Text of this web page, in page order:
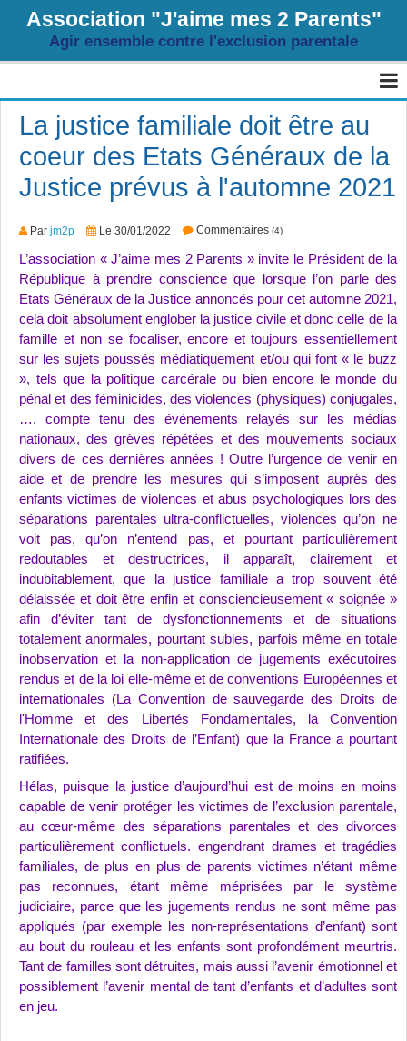
Association "J'aime mes 2 Parents"
Agir ensemble contre l'exclusion parentale
Page d'accueil
Agenda
Livre d'or
Album
Contact
Sondages
Blog
La justice familiale doit être au
coeur des Etats Généraux de la
Justice prévus à l'automne 2021
Par jm2p Le 30/01/2022 Commentaires (4)
L’association « J’aime mes 2 Parents » invite le Président de la
République à prendre conscience que lorsque l’on parle des
Etats Généraux de la Justice annoncés pour cet automne 2021,
cela doit absolument englober la justice civile et donc celle de la
famille et non se focaliser, encore et toujours essentiellement
sur les sujets poussés médiatiquement et/ou qui font « le buzz
», tels que la politique carcérale ou bien encore le monde du
pénal et des féminicides, des violences (physiques) conjugales,
…, compte tenu des événements relayés sur les médias
nationaux, des grèves répétées et des mouvements sociaux
divers de ces dernières années ! Outre l’urgence de venir en
aide et de prendre les mesures qui s’imposent auprès des
enfants victimes de violences et abus psychologiques lors des
séparations parentales ultra-conflictuelles, violences qu’on ne
voit pas, qu’on n’entend pas, et pourtant particulièrement
redoutables et destructrices, il apparaît, clairement et
indubitablement, que la justice familiale a trop souvent été
délaissée et doit être enfin et consciencieusement « soignée »
afin d’éviter tant de dysfonctionnements et de situations
totalement anormales, pourtant subies, parfois même en totale
inobservation et la non-application de jugements exécutoires
rendus et de la loi elle-même et de conventions Européennes et
internationales (La Convention de sauvegarde des Droits de
l'Homme et des Libertés Fondamentales, la Convention
Internationale des Droits de l’Enfant) que la France a pourtant
ratifiées.
Hélas, puisque la justice d’aujourd’hui est de moins en moins
capable de venir protéger les victimes de l’exclusion parentale,
au cœur-même des séparations parentales et des divorces
particulièrement conflictuels. engendrant drames et tragédies
familiales, de plus en plus de parents victimes n’étant même
pas reconnues, étant même méprisées par le système
judiciaire, parce que les jugements rendus ne sont même pas
appliqués (par exemple les non-représentations d’enfant) sont
au bout du rouleau et les enfants sont profondément meurtris.
Tant de familles sont détruites, mais aussi l’avenir émotionnel et
possiblement l’avenir mental de tant d’enfants et d’adultes sont
en jeu.